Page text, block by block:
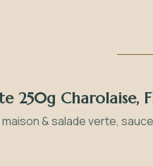
250g Charolaise,
& salade verte,